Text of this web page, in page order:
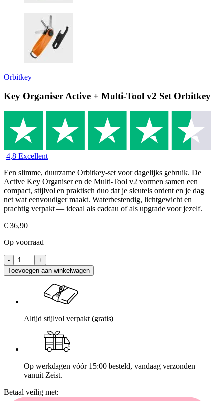
Orbitkey
Key Organiser Active + Multi-Tool v2 Set Orbitkey
4,8 Excellent
Een slimme, duurzame Orbitkey-set voor dagelijks gebruik. De
Active Key Organiser en de Multi-Tool v2 vormen samen een
compact, stijlvol en praktisch duo dat je sleutels ordent en je dag
net wat eenvoudiger maakt. Waterbestendig, lichtgewicht en
prachtig verpakt — ideaal als cadeau of als upgrade voor jezelf.
€ 36,90
Op voorraad
Toevoegen aan winkelwagen
Altijd stijlvol verpakt (gratis)
Op werkdagen vóór 15:00 besteld, vandaag verzonden
vanuit Zeist.
Betaal veilig met: